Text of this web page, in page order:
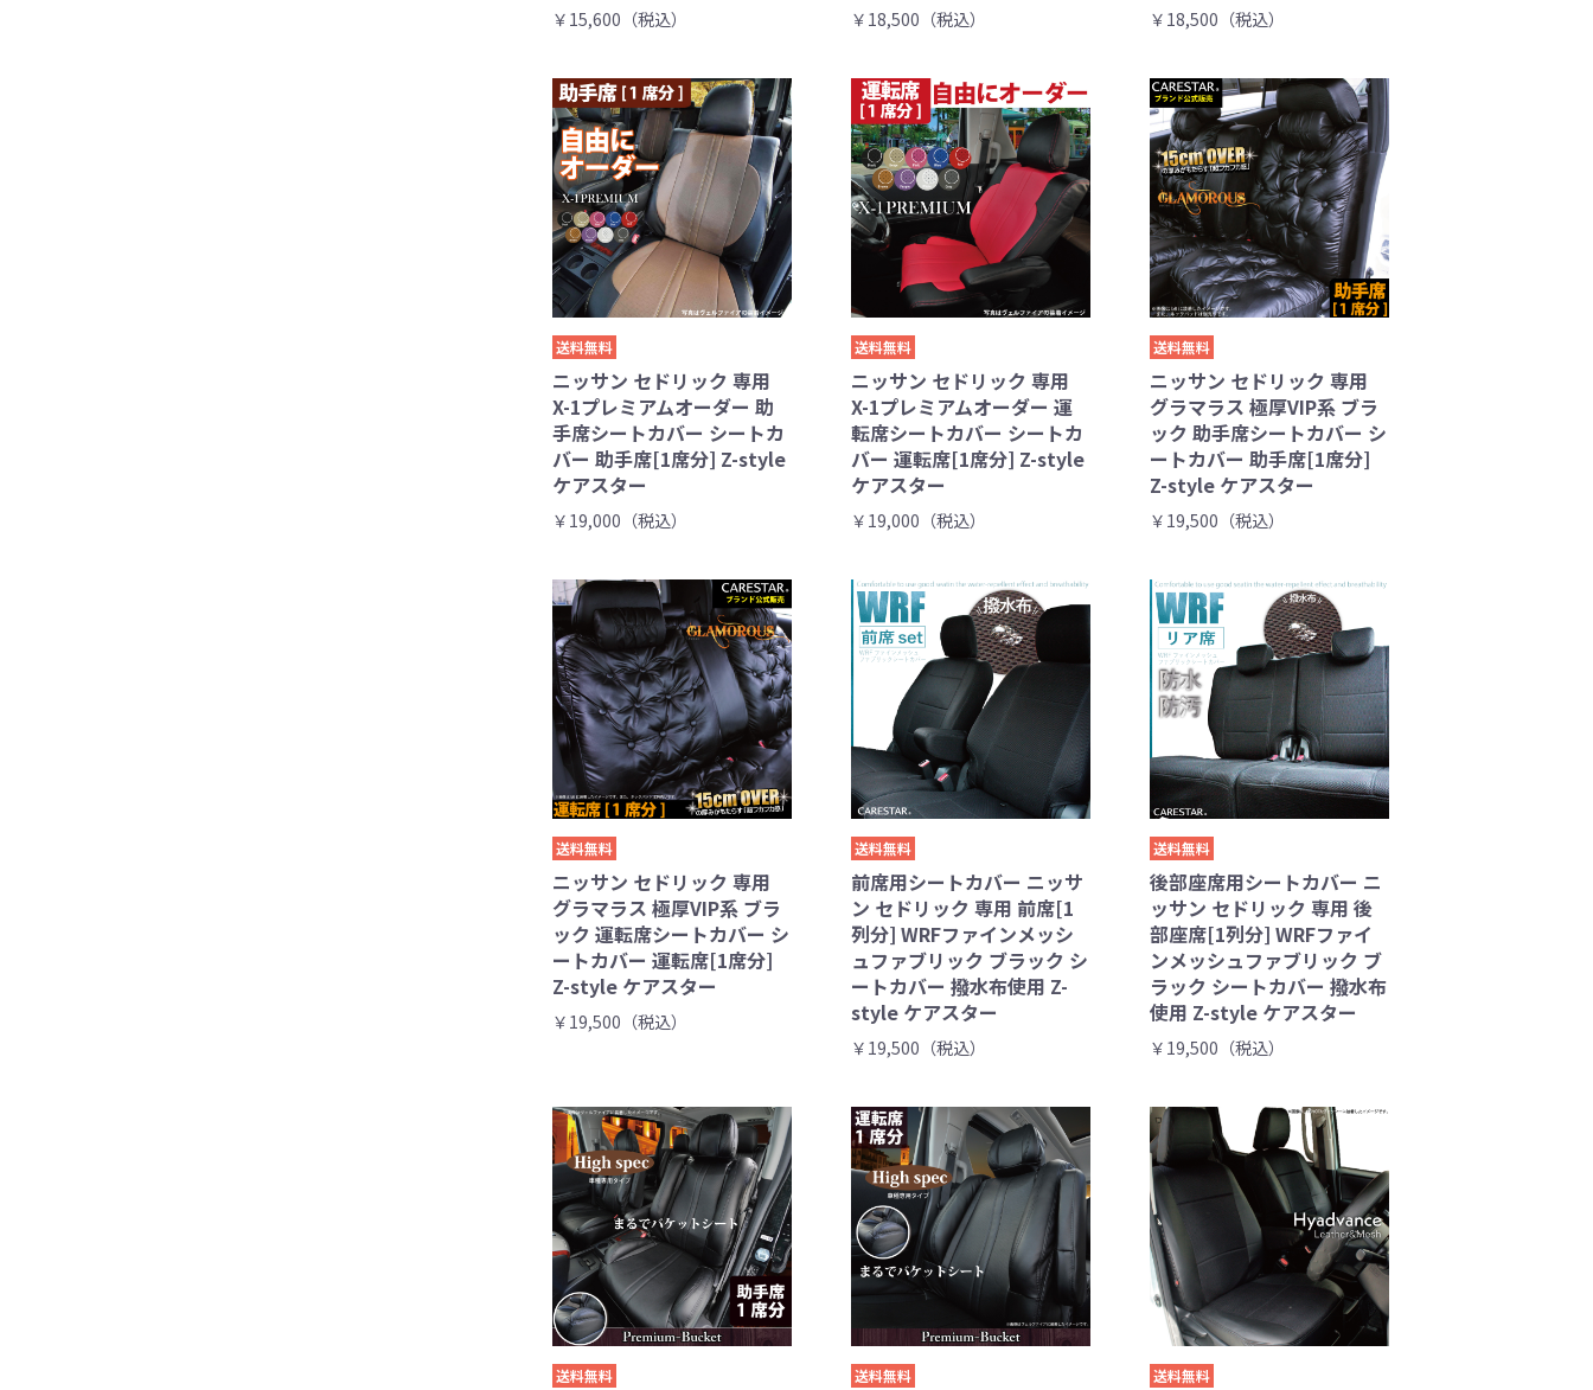
￥15,600（税込） ￥18,500（税込） ￥18,500（税込）
送料無料
ニッサン セドリック 専用
X-1プレミアムオーダー 助
手席シートカバー シートカ
バー 助手席[1席分] Z-style
ケアスター
￥19,000（税込）
送料無料
ニッサン セドリック 専用
X-1プレミアムオーダー 運
転席シートカバー シートカ
バー 運転席[1席分] Z-style
ケアスター
￥19,000（税込）
送料無料
ニッサン セドリック 専用
グラマラス 極厚VIP系 ブラ
ック 助手席シートカバー シ
ートカバー 助手席[1席分]
Z-style ケアスター
￥19,500（税込）
送料無料
ニッサン セドリック 専用
グラマラス 極厚VIP系 ブラ
ック 運転席シートカバー シ
ートカバー 運転席[1席分]
Z-style ケアスター
￥19,500（税込）
送料無料
前席用シートカバー ニッサ
ン セドリック 専用 前席[1
列分] WRFファインメッシ
ュファブリック ブラック シ
ートカバー 撥水布使用 Z-
style ケアスター
￥19,500（税込）
送料無料
後部座席用シートカバー ニ
ッサン セドリック 専用 後
部座席[1列分] WRFファイ
ンメッシュファブリック ブ
ラック シートカバー 撥水布
使用 Z-style ケアスター
￥19,500（税込）
送料無料 送料無料 送料無料